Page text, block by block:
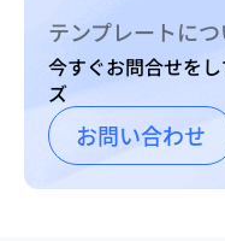
テンプレートに
今すぐお問合せを
ズ
お問い合わせ